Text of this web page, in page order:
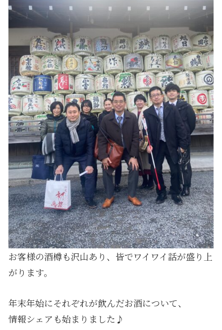
お客様の酒樽も沢山あり、皆でワイワイ話が盛り上
がります。
年末年始にそれぞれが飲んだお酒について、
情報シェアも始まりました♪